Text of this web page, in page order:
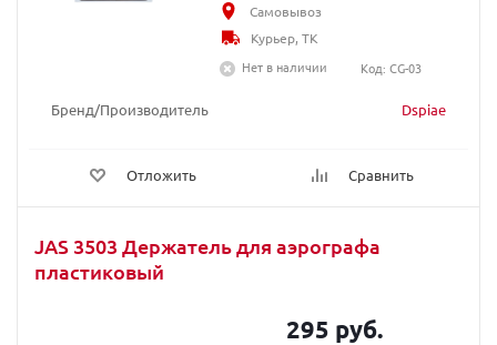
Бренд/Производитель Dspiae
Отложить Сравнить
Самовывоз
Курьер, ТК
Нет в наличии
Код: CG-03
JAS 3503 Держатель для аэрографа
пластиковый
295 руб.